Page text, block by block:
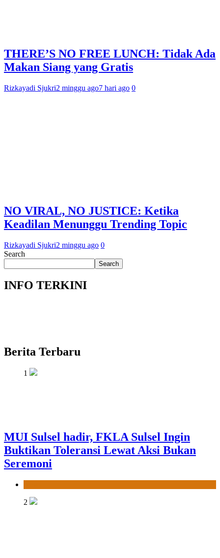
THERE’S NO FREE LUNCH: Tidak Ada
Makan Siang yang Gratis
Rizkayadi Sjukri2 minggu ago7 hari ago 0
NO VIRAL, NO JUSTICE: Ketika
Keadilan Menunggu Trending Topic
Rizkayadi Sjukri2 minggu ago 0
Search
Search
INFO TERKINI
Berita Terbaru
1
MUI Sulsel hadir, FKLA Sulsel Ingin
Buktikan Toleransi Lewat Aksi Bukan
Seremoni
2